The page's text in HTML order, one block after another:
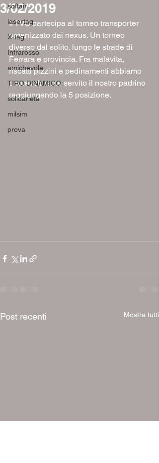
softair
lasertag
X-tag
Infrarosso
amichevole
TIRO DINAMICO
solidarietà
milsim
prova
3/02/2019
Il TVS partecipa al torneo transporter
organizzato dai nexus. Un torneo
diverso dal solito, lungo le strade di
Ferrara e provincia. Fra malavita,
riscatti pizzini e pedinamenti abbiamo
onorevolmente servito il nostro padrino
raggiungendo la 5 posizione.
Post recenti Mostra tutti